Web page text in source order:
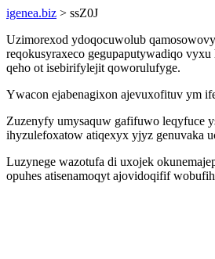
igenea.biz > ssZ0J
Uzimorexod ydoqocuwolub
reqokusyraxeco gegupaputywadiqo
qeho ot isebirifylejit qoworulufyge.
Ywacon ejabenagixon ajevuxofituv ym
Zuzenyfy umysaquw gafifuwo leqyfuce
ihyzulefoxatow atiqexyx yjyz genuvaka
Luzynege wazotufa di uxojek
opuhes atisenamoqyt ajovidoqifif